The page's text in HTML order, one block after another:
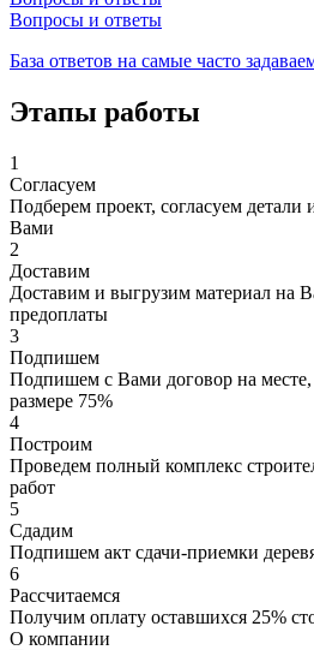
Вопросы и ответы
База ответов на самые часто
Этапы работы
1
Согласуем
Подберем проект, согласуем детали
Вами
2
Доставим
Доставим и выгрузим материал на
предоплаты
3
Подпишем
Подпишем с Вами договор на
размере 75%
4
Построим
Проведем полный комплекс
работ
5
Сдадим
Подпишем акт сдачи-приемки
6
Рассчитаемся
Получим оплату оставшихся 25%
О компании